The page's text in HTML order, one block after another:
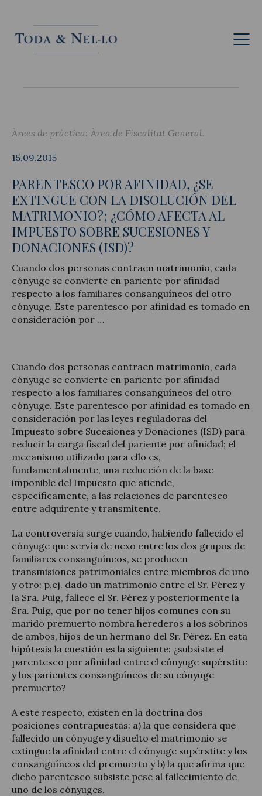
Cat
Actualitat jurídica
Àrees de pràctica: Àrea de Fiscalitat General
15.09.2015
PARENTESCO POR AFINIDAD, ¿SE
EXTINGUE CON LA DISOLUCIÓN DEL
MATRIMONIO?; ¿CÓMO AFECTA AL
IMPUESTO SOBRE SUCESIONES Y
DONACIONES (ISD)?
Cuando dos personas contraen matrimonio, cada
cónyuge se convierte en pariente por afinidad
respecto a los familiares consanguíneos del otro
cónyuge. Este parentesco por afinidad es tomado en
consideración por …
Cuando dos personas contraen matrimonio, cada
cónyuge se convierte en pariente por afinidad
respecto a los familiares consanguíneos del otro
cónyuge. Este parentesco por afinidad es tomado en
consideración por las leyes reguladoras del
Impuesto sobre Sucesiones y Donaciones (ISD) para
reducir la carga fiscal del pariente por afinidad; el
mecanismo utilizado para ello es,
fundamentalmente, una reducción de la base
imponible del Impuesto que atiende,
específicamente, a las relaciones de parentesco
entre adquirente y transmitente.
La controversia surge cuando, habiendo fallecido el
cónyuge que servía de nexo entre los dos grupos de
familiares consanguíneos, se producen
transmisiones patrimoniales entre miembros de uno
y otro: p.ej. dado un matrimonio entre el Sr. Pérez y
la Sra. Puig, fallece el Sr. Pérez y posteriormente la
Sra. Puig, que por no tener hijos comunes con su
marido premuerto nombra herederos a los sobrinos
de ambos, hijos de un hermano del Sr. Pérez. En esta
hipótesis la cuestión es la siguiente: ¿subsiste el
parentesco por afinidad entre el cónyuge supérstite
y los parientes consanguíneos de su cónyuge
premuerto?
A este respecto, existen en la doctrina dos
posiciones contrapuestas: a) la que considera que
fallecido un cónyuge y disuelto el matrimonio se
extingue la afinidad entre el cónyuge supérstite y los
consanguíneos del premuerto y b) la que afirma que
dicho parentesco subsiste pese al fallecimiento de
uno de los cónyuges.